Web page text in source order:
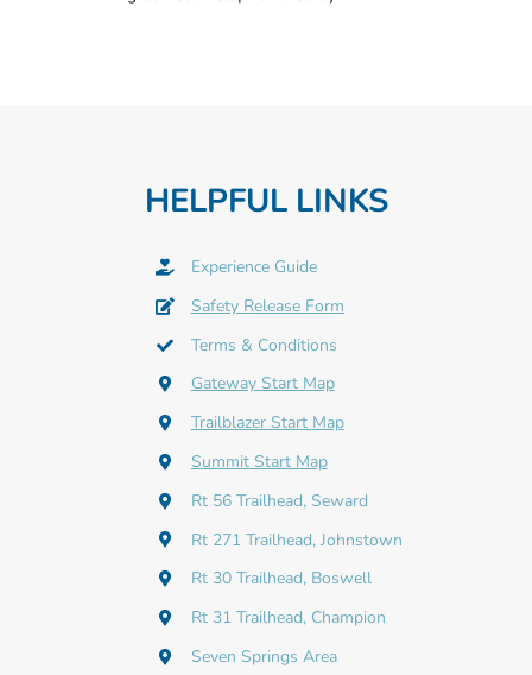
HELPFUL LINKS
Experience Guide
Safety Release Form
Terms & Conditions
Gateway Start Map
Trailblazer Start Map
Summit Start Map
Rt 56 Trailhead, Seward
Rt 271 Trailhead, Johnstown
Rt 30 Trailhead, Boswell
Rt 31 Trailhead, Champion
Seven Springs Area